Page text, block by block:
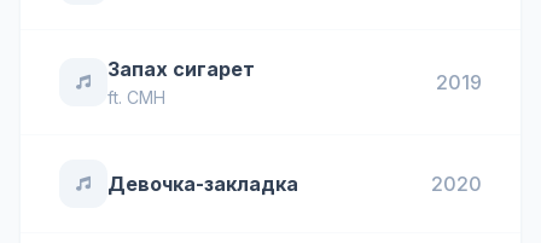
Запах сигарет
ft. CMH
2019
Девочка-закладка 2020